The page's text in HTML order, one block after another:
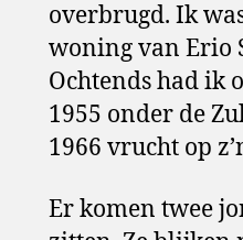
overbrugd. Ik
woning van Erio
Ochtends had ik
1955 onder de
1966 vrucht op
Er komen twee